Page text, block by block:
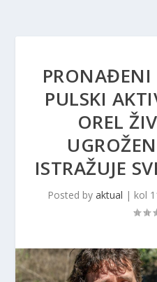
PRONAĐENI
PULSKI
OREL
ISTRAŽUJE
Posted by aktual | kol